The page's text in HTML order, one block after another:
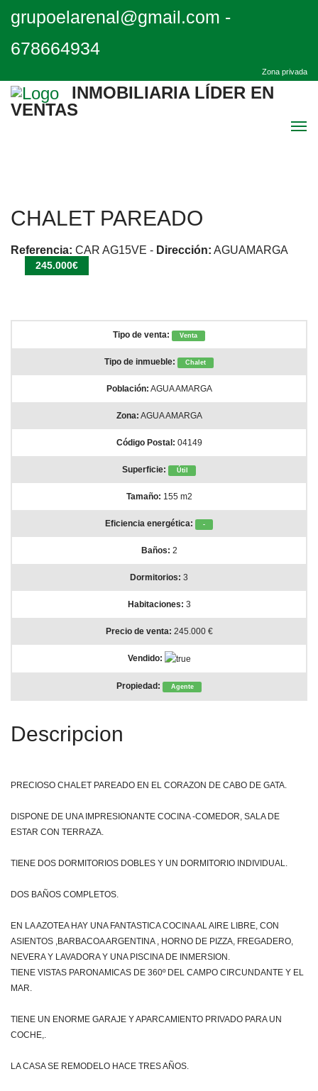
grupoelarenal@gmail.com -
678664934
Zona privada
INMOBILIARIA LÍDER EN
VENTAS
Destacadas
Quiénes Somos
Inmuebles en Carboneras
Inmuebles en Agua Amarga
Alquiler Agua Amarga
CHALET PAREADO
Referencia: CAR AG15VE - Dirección: AGUAMARGA
245.000€
Tipo de venta: Venta
Tipo de inmueble: Chalet
Población: AGUA AMARGA
Zona: AGUA AMARGA
Código Postal: 04149
Superficie: Útil
Tamaño: 155 m2
Eficiencia energética: -
Baños: 2
Dormitorios: 3
Habitaciones: 3
Precio de venta: 245.000 €
Vendido:
Propiedad: Agente
Descripcion
PRECIOSO CHALET PAREADO EN EL CORAZON DE CABO DE GATA.
DISPONE DE UNA IMPRESIONANTE COCINA -COMEDOR, SALA DE
ESTAR CON TERRAZA.
TIENE DOS DORMITORIOS DOBLES Y UN DORMITORIO INDIVIDUAL.
DOS BAÑOS COMPLETOS.
EN LA AZOTEA HAY UNA FANTASTICA COCINA AL AIRE LIBRE, CON
ASIENTOS ,BARBACOA ARGENTINA , HORNO DE PIZZA, FREGADERO,
NEVERA Y LAVADORA Y UNA PISCINA DE INMERSION.
TIENE VISTAS PARONAMICAS DE 360º DEL CAMPO CIRCUNDANTE Y EL
MAR.
TIENE UN ENORME GARAJE Y APARCAMIENTO PRIVADO PARA UN
COCHE,.
LA CASA SE REMODELO HACE TRES AÑOS.